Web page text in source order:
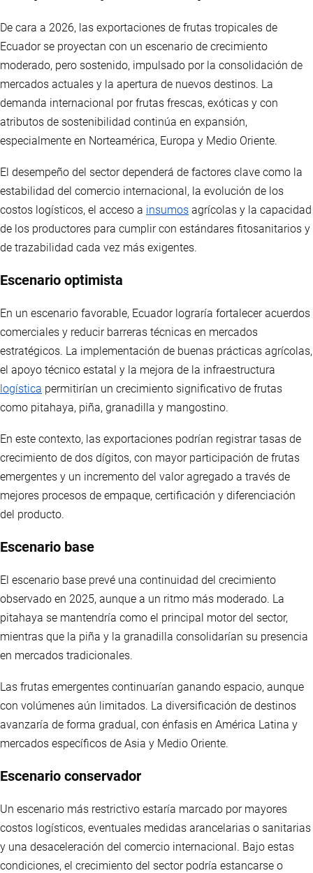
De cara a 2026, las exportaciones de frutas tropicales de
Ecuador se proyectan con un escenario de crecimiento
moderado, pero sostenido, impulsado por la consolidación de
mercados actuales y la apertura de nuevos destinos. La
demanda internacional por frutas frescas, exóticas y con
atributos de sostenibilidad continúa en expansión,
especialmente en Norteamérica, Europa y Medio Oriente.
El desempeño del sector dependerá de factores clave como la
estabilidad del comercio internacional, la evolución de los
costos logísticos, el acceso a insumos agrícolas y la capacidad
de los productores para cumplir con estándares fitosanitarios y
de trazabilidad cada vez más exigentes.
Escenario optimista
En un escenario favorable, Ecuador lograría fortalecer acuerdos
comerciales y reducir barreras técnicas en mercados
estratégicos. La implementación de buenas prácticas agrícolas,
el apoyo técnico estatal y la mejora de la infraestructura
logística permitirían un crecimiento significativo de frutas
como pitahaya, piña, granadilla y mangostino.
En este contexto, las exportaciones podrían registrar tasas de
crecimiento de dos dígitos, con mayor participación de frutas
emergentes y un incremento del valor agregado a través de
mejores procesos de empaque, certificación y diferenciación
del producto.
Escenario base
El escenario base prevé una continuidad del crecimiento
observado en 2025, aunque a un ritmo más moderado. La
pitahaya se mantendría como el principal motor del sector,
mientras que la piña y la granadilla consolidarían su presencia
en mercados tradicionales.
Las frutas emergentes continuarían ganando espacio, aunque
con volúmenes aún limitados. La diversificación de destinos
avanzaría de forma gradual, con énfasis en América Latina y
mercados específicos de Asia y Medio Oriente.
Escenario conservador
Un escenario más restrictivo estaría marcado por mayores
costos logísticos, eventuales medidas arancelarias o sanitarias
y una desaceleración del comercio internacional. Bajo estas
condiciones, el crecimiento del sector podría estancarse o